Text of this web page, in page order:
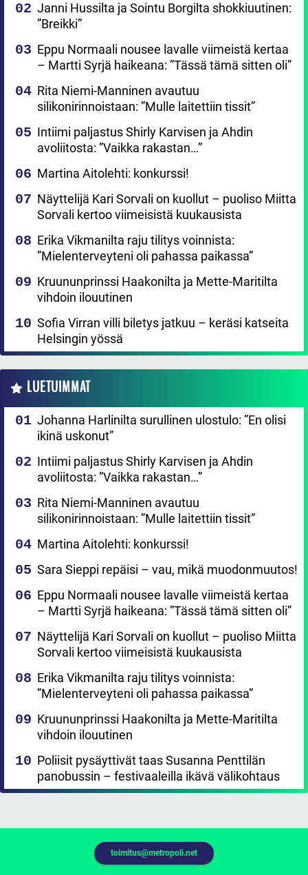
Janni Hussilta ja Sointu Borgilta shokkiuutinen:
”Breikki”
Eppu Normaali nousee lavalle viimeistä kertaa
– Martti Syrjä haikeana: ”Tässä tämä sitten oli”
Rita Niemi-Manninen avautuu
silikonirinnoistaan: ”Mulle laitettiin tissit”
Intiimi paljastus Shirly Karvisen ja Ahdin
avoliitosta: ”Vaikka rakastan…”
Martina Aitolehti: konkurssi!
Näyttelijä Kari Sorvali on kuollut – puoliso Miitta
Sorvali kertoo viimeisistä kuukausista
Erika Vikmanilta raju tilitys voinnista:
”Mielenterveyteni oli pahassa paikassa”
Kruununprinssi Haakonilta ja Mette-Maritilta
vihdoin ilouutinen
Sofia Virran villi biletys jatkuu – keräsi katseita
Helsingin yössä
LUETUIMMAT
Johanna Harlinilta surullinen ulostulo: ”En olisi
ikinä uskonut”
Intiimi paljastus Shirly Karvisen ja Ahdin
avoliitosta: ”Vaikka rakastan…”
Rita Niemi-Manninen avautuu
silikonirinnoistaan: ”Mulle laitettiin tissit”
Martina Aitolehti: konkurssi!
Sara Sieppi repäisi – vau, mikä muodonmuutos!
Eppu Normaali nousee lavalle viimeistä kertaa
– Martti Syrjä haikeana: ”Tässä tämä sitten oli”
Näyttelijä Kari Sorvali on kuollut – puoliso Miitta
Sorvali kertoo viimeisistä kuukausista
Erika Vikmanilta raju tilitys voinnista:
”Mielenterveyteni oli pahassa paikassa”
Kruununprinssi Haakonilta ja Mette-Maritilta
vihdoin ilouutinen
Poliisit pysäyttivät taas Susanna Penttilän
panobussin – festivaaleilla ikävä välikohtaus
toimitus@metropoli.net